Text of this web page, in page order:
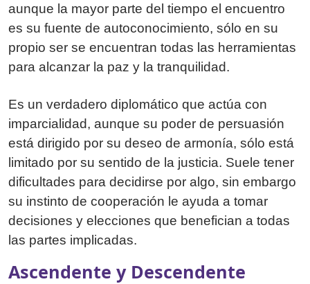
aunque la mayor parte del tiempo el encuentro
es su fuente de autoconocimiento, sólo en su
propio ser se encuentran todas las herramientas
para alcanzar la paz y la tranquilidad.
Es un verdadero diplomático que actúa con
imparcialidad, aunque su poder de persuasión
está dirigido por su deseo de armonía, sólo está
limitado por su sentido de la justicia. Suele tener
dificultades para decidirse por algo, sin embargo
su instinto de cooperación le ayuda a tomar
decisiones y elecciones que benefician a todas
las partes implicadas.
Ascendente y Descendente